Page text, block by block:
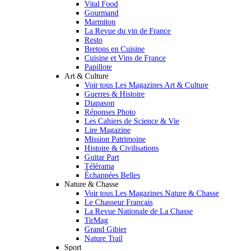
Vital Food
Gourmand
Marmiton
La Revue du vin de France
Resto
Bretons en Cuisine
Cuisine et Vins de France
Papillote
Art & Culture
Voir tous Les Magazines Art & Culture
Guerres & Histoire
Diapason
Réponses Photo
Les Cahiers de Science & Vie
Lire Magazine
Mission Patrimoine
Histoire & Civilisations
Guitar Part
Télérama
Échappées Belles
Nature & Chasse
Voir tous Les Magazines Nature & Chasse
Le Chasseur Français
La Revue Nationale de La Chasse
TirMag
Grand Gibier
Nature Trail
Sport